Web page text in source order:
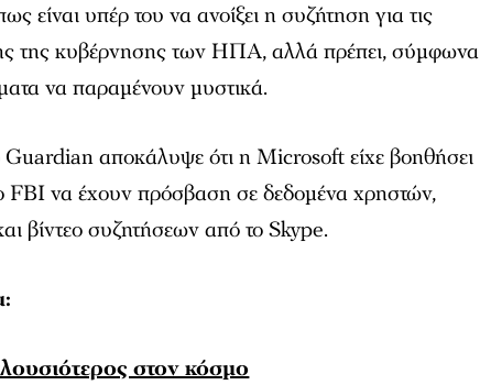
είναι υπέρ του να ανοίξει η συζήτηση για τις
της κυβέρνησης των ΗΠΑ, αλλά πρέπει, σύμφωνα
να παραμένουν μυστικά.
Guardian αποκάλυψε ότι η Microsoft είχε βοηθήσει
FBI να έχουν πρόσβαση σε δεδομένα χρηστών,
βίντεο συζητήσεων από το Skype.
στον κόσμο